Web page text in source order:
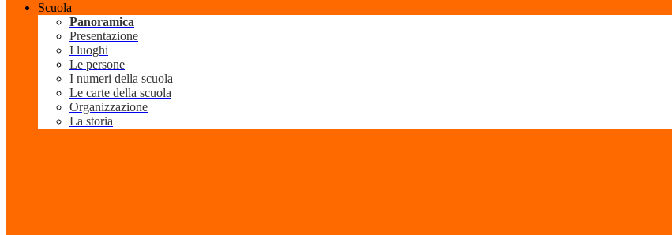
Scuola
Panoramica
Presentazione
I luoghi
Le persone
I numeri della scuola
Le carte della scuola
Organizzazione
La storia